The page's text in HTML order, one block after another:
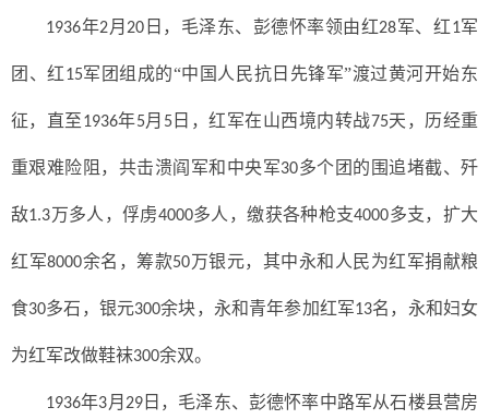
1936年2月 20 日，毛泽东、彭德怀率领由红28军、红1军
团、红15军团组成的“中国人民抗日先锋军”渡过黄河开始东
征，直至1936年5月 5日，红军在山西境内转战75天，历经重
重艰难险阻，共击溃阎军和中央军30多个团的围追堵截、歼
敌1.3万多人，俘虏4000多人，缴获各种枪支4000多支，扩大
红军8000余名，筹款50万银元，其中永和人民为红军捐献粮
食30多石，银元300余块，永和青年参加红军13名，永和妇女
为红军改做鞋袜300余双。
1936年3月 29日，毛泽东、彭德怀率中路军从石楼县营房